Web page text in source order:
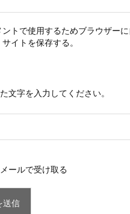
ントで使用するためブラウザー
イトを保存する。
文字を入力してください。
ールで受け取る